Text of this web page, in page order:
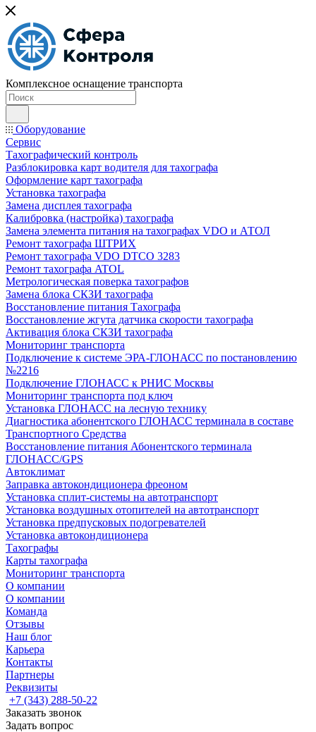
Комплексное оснащение транспорта
Оборудование
Сервис
Тахографический контроль
Разблокировка карт водителя для тахографа
Оформление карт тахографа
Установка тахографа
Замена дисплея тахографа
Калибровка (настройка) тахографа
Замена элемента питания на тахографах VDO и АТОЛ
Ремонт тахографа ШТРИХ
Ремонт тахографа VDO DTCO 3283
Ремонт тахографа ATOL
Метрологическая поверка тахографов
Замена блока СКЗИ тахографа
Восстановление питания Тахографа
Восстановление жгута датчика скорости тахографа
Активация блока СКЗИ тахографа
Мониторинг транспорта
Подключение к системе ЭРА-ГЛОНАСС по постановлению
№2216
Подключение ГЛОНАСС к РНИС Москвы
Мониторинг транспорта под ключ
Установка ГЛОНАСС на лесную технику
Диагностика абонентского ГЛОНАСС терминала в составе
Транспортного Средства
Восстановление питания Абонентского терминала
ГЛОНАСС/GPS
Автоклимат
Заправка автокондиционера фреоном
Установка сплит-системы на автотранспорт
Установка воздушных отопителей на автотранспорт
Установка предпусковых подогревателей
Установка автокондиционера
Тахографы
Карты тахографа
Мониторинг транспорта
О компании
О компании
Команда
Отзывы
Наш блог
Карьера
Контакты
Партнеры
Реквизиты
+7 (343) 288-50-22
Заказать звонок
Задать вопрос